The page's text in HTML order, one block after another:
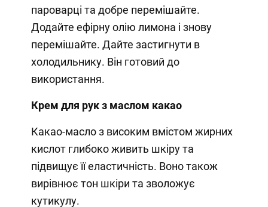
пароварці та добре перемішайте.
Додайте ефірну олію лимона і знову
перемішайте. Дайте застигнути в
холодильнику. Він готовий до
використання.
Крем для рук з маслом какао
Какао-масло з високим вмістом жирних
кислот глибоко живить шкіру та
підвищує її еластичність. Воно також
вирівнює тон шкіри та зволожує
кутикулу.